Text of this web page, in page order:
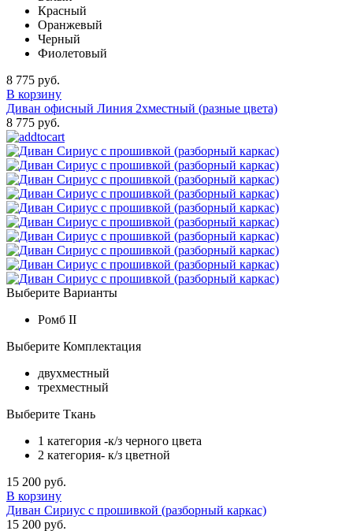
Красный
Оранжевый
Черный
Фиолетовый
8 775 руб.
В корзину
Диван офисный Линия 2хместный (разные цвета)
8 775 руб.
Выберите Варианты
Ромб II
Выберите Комплектация
двухместный
трехместный
Выберите Ткань
1 категория -к/з черного цвета
2 категория- к/з цветной
15 200 руб.
В корзину
Диван Сириус с прошивкой (разборный каркас)
15 200 руб.